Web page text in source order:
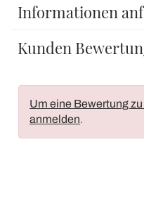
Informationen
Kunden
Um eine Bewertung
anmelden.